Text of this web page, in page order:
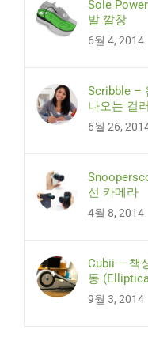
Sole
발 깔창
6월 4, 2014
Scribble –
나오는 컬
6월 26,
선 카메라
4월 8, 2014
Cubii – 책
동
9월 3, 2014